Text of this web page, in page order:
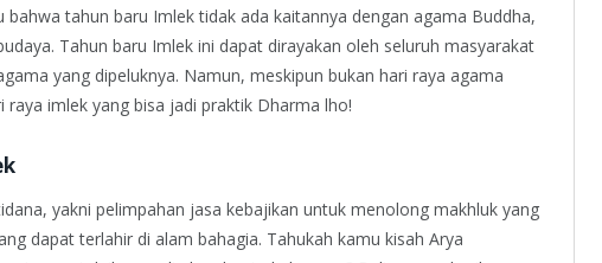
tahun baru Imlek tidak ada kaitannya dengan agama Buddha,
Tahun baru Imlek ini dapat dirayakan oleh seluruh masyarakat
yang dipeluknya. Namun, meskipun bukan hari raya agama
imlek yang bisa jadi praktik Dharma lho!
yakni pelimpahan jasa kebajikan untuk menolong makhluk yang
dapat terlahir di alam bahagia. Tahukah kamu kisah Arya